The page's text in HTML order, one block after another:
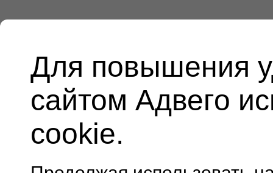
Для повышения
сайтом Адвего
cookie.